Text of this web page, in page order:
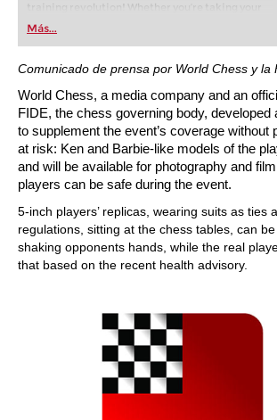
training revolution! Whether you’re taking your
first steps into the world of club chess, or already
playing at a tournament level: with FRITZ, you can
train more efficiently, intelligently and with a
more personalised approach than ever before.
Más...
Comunicado de prensa por World Chess y la
World Chess, a media company and an
FIDE, the chess governing body, developed
to supplement the event’s coverage without
at risk: Ken and Barbie-like models of the
and will be available for photography and
players can be safe during the event.
5-inch players’ replicas, wearing suits as ties
regulations, sitting at the chess tables, can
shaking opponents hands, while the real
that based on the recent health advisory.